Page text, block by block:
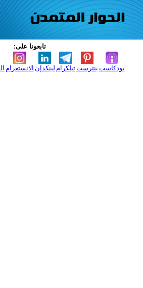
تابعونا على:
الانستغرام لينكدإن تيلكرامبنترست بودكاست